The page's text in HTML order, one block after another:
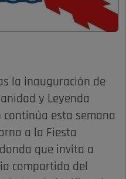
la inauguración de
y Leyenda
continúa esta semana
a la Fiesta
que invita a
compartida del